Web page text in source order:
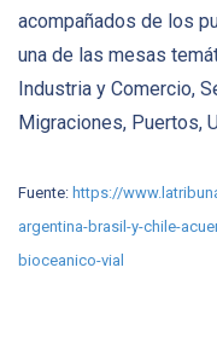
acompañados de los
una de las mesas
Industria y Comercio,
Migraciones, Puertos,
Fuente: https://
argentina-brasil-y-chile-
bioceanico-vial